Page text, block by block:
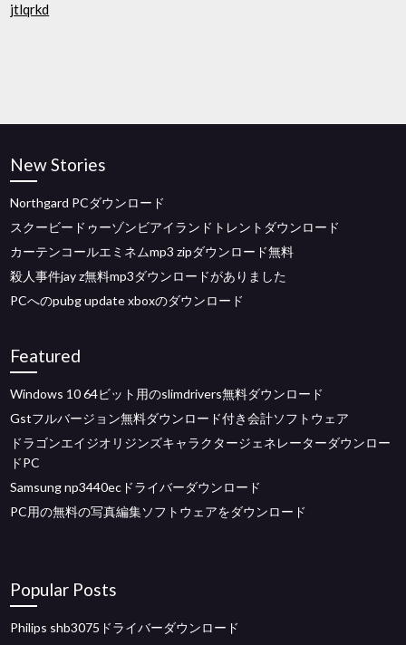
jtlqrkd
New Stories
Northgard PCダウンロード
スクービードゥーゾンビアイランドトレントダウンロード
カーテンコールエミネムmp3 zipダウンロード無料
殺人事件jay z無料mp3ダウンロードがありました
PCへのpubg update xboxのダウンロード
Featured
Windows 10 64ビット用のslimdrivers無料ダウンロード
Gstフルバージョン無料ダウンロード付き会計ソフトウェア
ドラゴンエイジオリジンズキャラクタージェネレーターダウンロー
ドPC
Samsung np3440ecドライバーダウンロード
PC用の無料の写真編集ソフトウェアをダウンロード
Popular Posts
Philips shb3075ドライバーダウンロード